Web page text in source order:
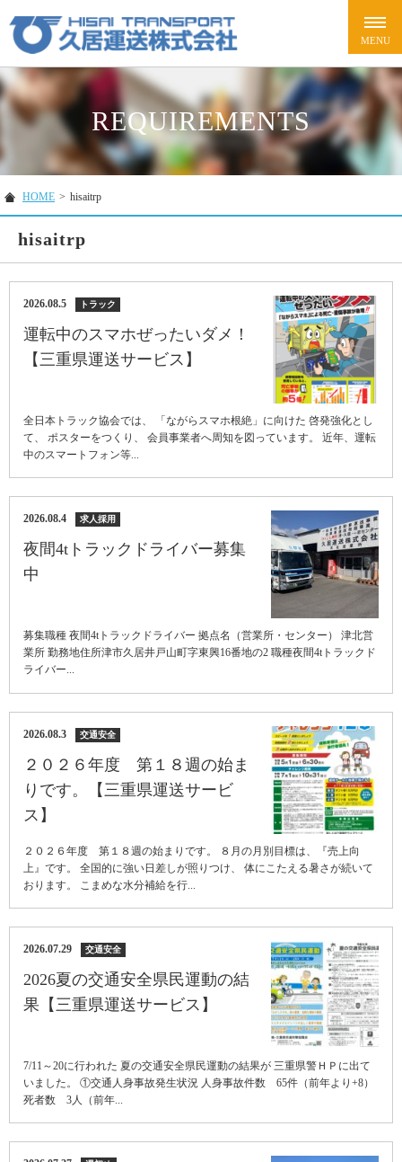
REQUIREMENTS
HOME > hisaitrp
hisaitrp
2026.08.5 トラック
運転中のスマホぜったいダメ！
【三重県運送サービス】
全日本トラック協会では、 「ながらスマホ根絶」に向けた 啓発強化とし
て、 ポスターをつくり、 会員事業者へ周知を図っています。 近年、運転
中のスマートフォン等...
2026.08.4 求人採用
夜間4tトラックドライバー募集
中
募集職種 夜間4tトラックドライバー 拠点名（営業所・センター） 津北営
業所 勤務地住所津市久居井戸山町字東興16番地の2 職種夜間4tトラックド
ライバー...
2026.08.3 交通安全
２０２６年度 第１８週の始ま
りです。【三重県運送サービ
ス】
２０２６年度 第１８週の始まりです。 ８月の月別目標は、『売上向
上』です。 全国的に強い日差しが照りつけ、 体にこたえる暑さが続いて
おります。 こまめな水分補給を行...
2026.07.29 交通安全
2026夏の交通安全県民運動の結
果【三重県運送サービス】
7/11～20に行われた 夏の交通安全県民運動の結果が 三重県警ＨＰに出て
いました。 ①交通人身事故発生状況 人身事故件数 65件（前年より+8）
死者数 3人（前年...